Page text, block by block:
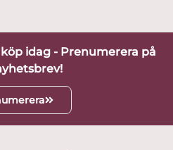
idag - Prenumerera på